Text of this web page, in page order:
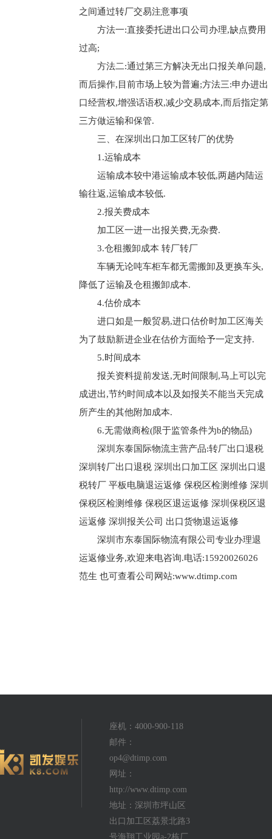
之间通过转厂交易注意事项
方法一:直接委托进出口公司办理,缺点费用
过高;
方法二:通过第三方解决无出口报关单问题,
而后操作,目前市场上较为普遍;方法三:申办进出
口经营权,增强话语权,减少交易成本,而后指定第
三方做运输和保管.
三、在深圳出口加工区转厂的优势
1.运输成本
运输成本较中港运输成本较低,两趟内陆运
输往返,运输成本较低.
2.报关费成本
加工区一进一出报关费,无杂费.
3.仓租搬卸成本 转厂转厂
车辆无论吨车柜车都无需搬卸及更换车头,
降低了运输及仓租搬卸成本.
4.估价成本
进口如是一般贸易,进口估价时加工区海关
为了鼓励新进企业在估价方面给予一定支持.
5.时间成本
报关资料提前发送,无时间限制,马上可以完
成进出,节约时间成本以及如报关不能当天完成
所产生的其他附加成本.
6.无需做商检(限于监管条件为b的物品)
深圳东泰国际物流主营产品:转厂出口退税
深圳转厂出口退税 深圳出口加工区 深圳出口退
税转厂 平板电脑退运返修 保税区检测维修 深圳
保税区检测维修 保税区退运返修 深圳保税区退
运返修 深圳报关公司 出口货物退运返修
深圳市东泰国际物流有限公司专业办理退
运返修业务,欢迎来电咨询.电话:15920026026
范生 也可查看公司网站:www.dtimp.com
座机：4000-900-118
邮件：
op4@dtimp.com
网址：
http://www.dtimp.com
地址：深圳市坪山区
出口加工区荔景北路3
号海翔工业园a-2栋厂